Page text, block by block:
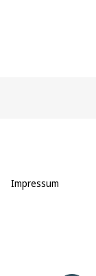
Impressum